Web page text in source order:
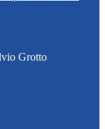
Grotto